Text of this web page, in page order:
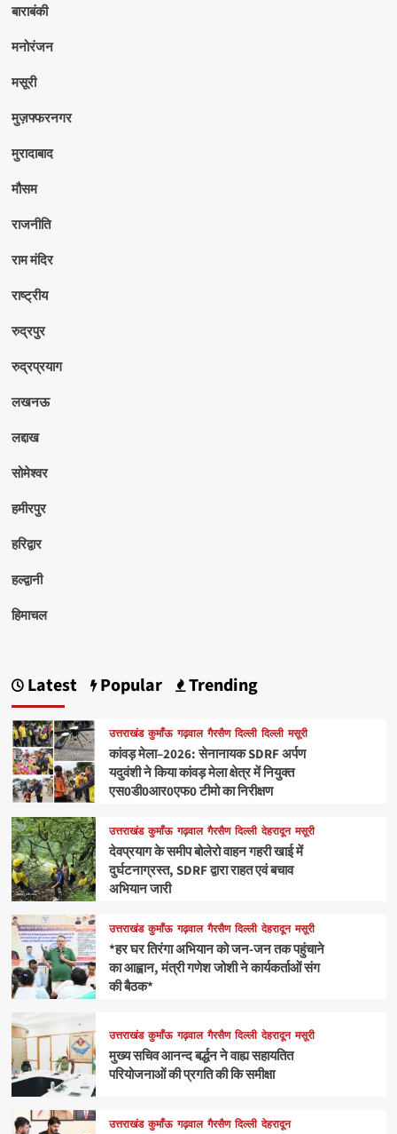
बाराबंकी
मनोरंजन
मसूरी
मुज़फ्फरनगर
मुरादाबाद
मौसम
राजनीति
राम मंदिर
राष्ट्रीय
रुद्रपुर
रुद्रप्रयाग
लखनऊ
लद्दाख
सोमेश्वर
हमीरपुर
हरिद्वार
हल्द्वानी
हिमाचल
Latest Popular Trending
उत्तराखंड कुमाँऊ गढ़वाल गैरसैण दिल्ली दिल्ली मसूरी
कांवड़ मेला–2026: सेनानायक SDRF अर्पण
यदुवंशी ने किया कांवड़ मेला क्षेत्र में नियुक्त
एस0डी0आर0एफ0 टीमो का निरीक्षण
उत्तराखंड कुमाँऊ गढ़वाल गैरसैण दिल्ली देहरादून मसूरी
देवप्रयाग के समीप बोलेरो वाहन गहरी खाई में
दुर्घटनाग्रस्त, SDRF द्वारा राहत एवं बचाव
अभियान जारी
उत्तराखंड कुमाँऊ गढ़वाल गैरसैण दिल्ली देहरादून मसूरी
*हर घर तिरंगा अभियान को जन-जन तक पहुंचाने
का आह्वान, मंत्री गणेश जोशी ने कार्यकर्ताओं संग
की बैठक*
उत्तराखंड कुमाँऊ गढ़वाल गैरसैण दिल्ली देहरादून मसूरी
मुख्य सचिव आनन्द बर्द्धन ने वाह्य सहायतित
परियोजनाओं की प्रगति की कि समीक्षा
उत्तराखंड कुमाँऊ गढ़वाल गैरसैण दिल्ली देहरादून